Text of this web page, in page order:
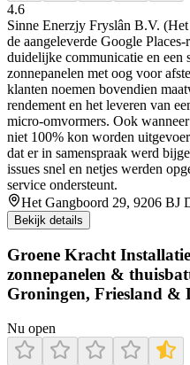
4.6
Sinne Enerzjy Fryslân B.V.
de aangeleverde Google
duidelijke communicatie en een
zonnepanelen met oog voor
klanten noemen bovendien
rendement en het leveren van
micro-omvormers. Ook
niet 100% kon worden
dat er in samenspraak werd
issues snel en netjes werden
service ondersteunt.
Het Gangboord 29, 9206 BJ
Bekijk details
Groene Kracht
zonnepanelen &
Groningen, Friesland &
Nu open